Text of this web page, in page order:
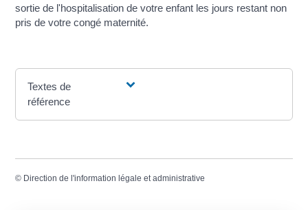
sortie de l'hospitalisation de votre enfant les jours restant non
pris de votre congé maternité.
Textes de
référence
© Direction de l'information légale et administrative